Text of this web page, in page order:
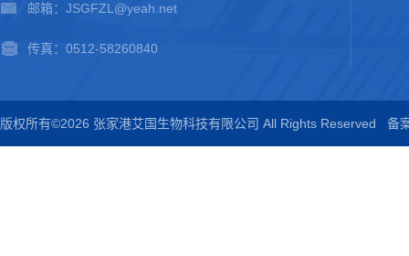
邮箱：JSGFZL@yeah.net
传真：0512-58260840
版权所有©2026 张家港艾国生物科技有限公司 All Rights Reserved 备